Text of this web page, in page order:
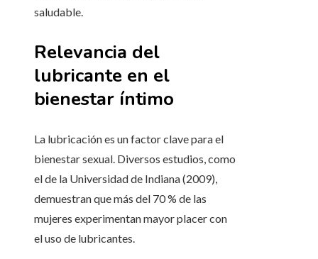
saludable.
Relevancia del
lubricante en el
bienestar íntimo
La lubricación es un factor clave para el
bienestar sexual. Diversos estudios, como
el de la Universidad de Indiana (2009),
demuestran que más del 70 % de las
mujeres experimentan mayor placer con
el uso de lubricantes.